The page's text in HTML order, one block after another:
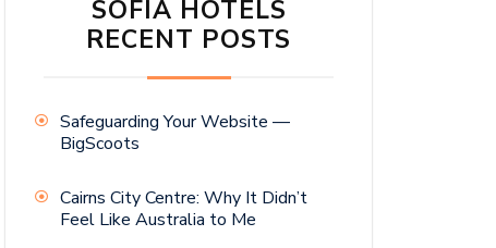
SOFIA HOTELS
RECENT POSTS
Safeguarding Your Website —
BigScoots
Cairns City Centre: Why It Didn’t
Feel Like Australia to Me